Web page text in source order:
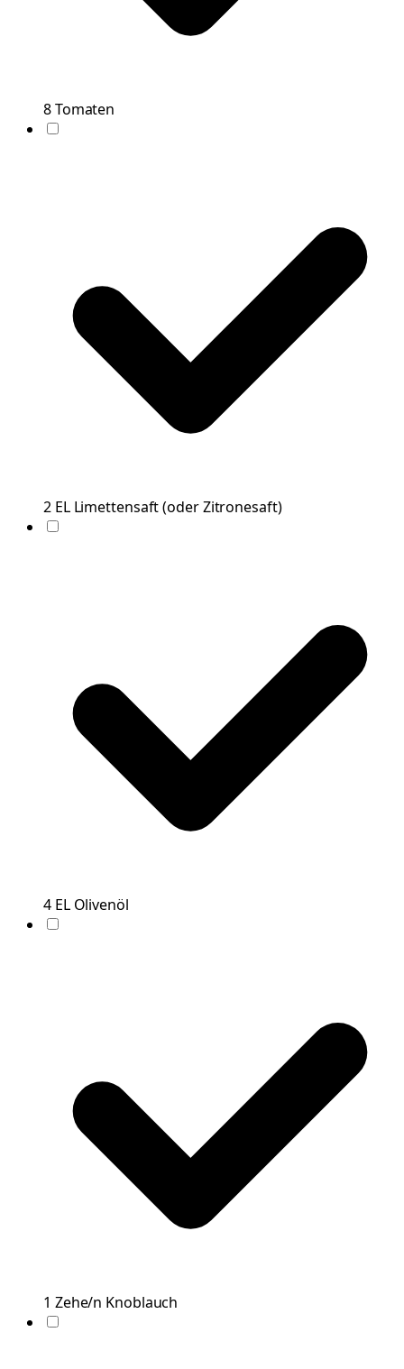
8Tomaten
2 EL Limettensaft(oder Zitronesaft)
4 EL Olivenöl
1 Zehe/n Knoblauch